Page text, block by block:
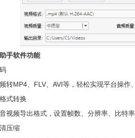
手软件功能
MP4、FLV、AVI等，轻松实现平台操作
式转换
频导出格式，设置帧数、分辨率、比特
压缩